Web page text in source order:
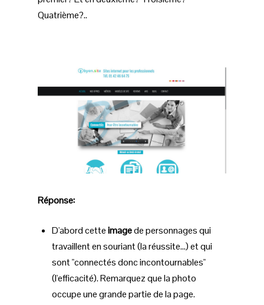
Quatrième?..
Réponse:
D'abord cetteimagede personnages qui
travaillent en souriant (la réussite…) et qui
sont "connectés donc incontournables"
(l'efficacité). Remarquez que la photo
occupe une grande partie de la page.